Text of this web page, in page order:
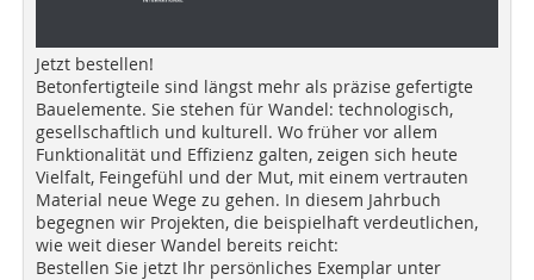
Jetzt bestellen!
Betonfertigteile sind längst mehr als präzise gefertigte
Bauelemente. Sie stehen für Wandel: technologisch,
gesellschaftlich und kulturell. Wo früher vor allem
Funktionalität und Effizienz galten, zeigen sich heute
Vielfalt, Feingefühl und der Mut, mit einem vertrauten
Material neue Wege zu gehen. In diesem Jahrbuch
begegnen wir Projekten, die beispielhaft verdeutlichen,
wie weit dieser Wandel bereits reicht:
Bestellen Sie jetzt Ihr persönliches Exemplar unter